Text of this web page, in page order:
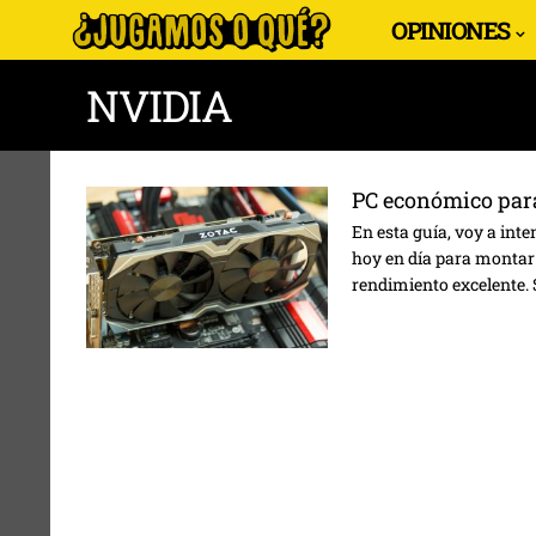
OPINIONES
NVIDIA
PC económico
En esta guía, voy a
hoy en día para
rendimiento excelente.